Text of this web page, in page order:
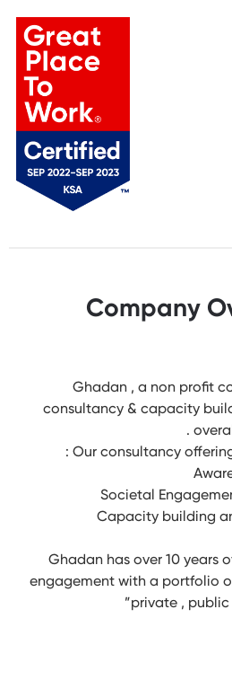
Company
” Ghadan , a non profit
consultancy & capacity
Our consultancy
Societal
Capacity building
Ghadan has over 10 years
engagement with a portfolio
private , public